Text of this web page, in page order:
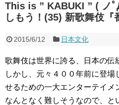
This is ” KABUKI ” ( ノ
しもう！(35) 新歌舞伎『
2015/6/12 日本文化
歌舞伎は世界に誇る、日本の伝
しかし、元々４００年前に登
せるための一大エンターテイメ
なんとなく難しそうなので、と